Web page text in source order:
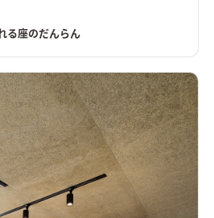
もご夫婦のこだわりが活かされてい
る座のだんらん